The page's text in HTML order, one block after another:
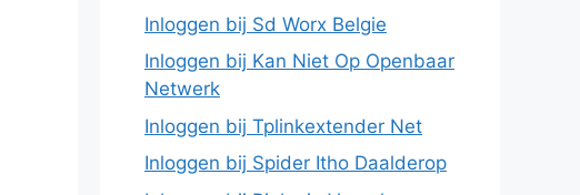
Inloggen bij Sd Worx Belgie
Inloggen bij Kan Niet Op Openbaar
Netwerk
Inloggen bij Tplinkextender Net
Inloggen bij Spider Itho Daalderop